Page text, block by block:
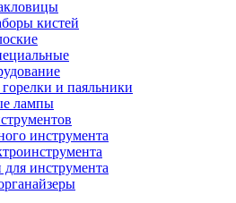
кистей
и паяльники
лампы
инструмента
инструмента